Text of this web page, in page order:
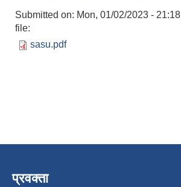
Submitted on: Mon, 01/02/2023 - 21:18
file:
sasu.pdf
प्रवक्ता